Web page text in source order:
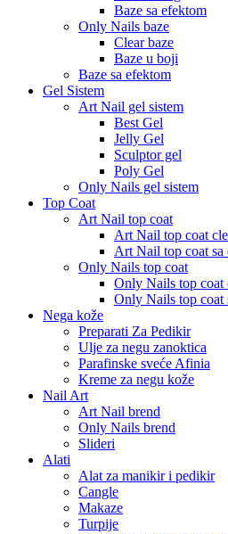
Baze sa efektom
Only Nails baze
Clear baze
Baze u boji
Baze sa efektom
Gel Sistem
Art Nail gel sistem
Best Gel
Jelly Gel
Sculptor gel
Poly Gel
Only Nails gel sistem
Top Coat
Art Nail top coat
Art Nail top coat
Art Nail top coat sa
Only Nails top coat
Only Nails top coat
Only Nails top coat
Nega kože
Preparati Za Pedikir
Ulje za negu zanoktica
Parafinske sveće Afinia
Kreme za negu kože
Nail Art
Art Nail brend
Only Nails brend
Slideri
Alati
Alat za manikir i pedikir
Cangle
Makaze
Turpije